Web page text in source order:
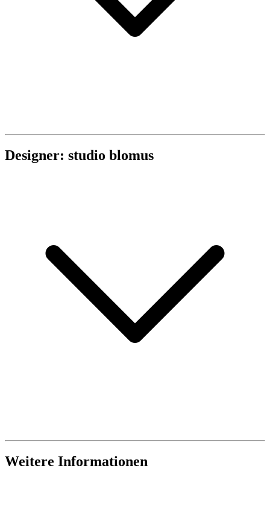
Designer: studio blomus
Weitere Informationen